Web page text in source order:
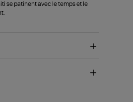
se patinent avec le temps et le